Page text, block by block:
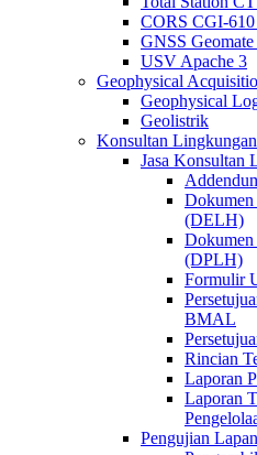
CORS CGI-
GNSS
USV Apache 3
Geophysical
Geophysical
Geolistrik
Konsultan Lingkungan
Jasa Konsultan
(DELH)
(DPLH)
Formulir
BMAL
Rincian
Laporan
Laporan
Pengujian